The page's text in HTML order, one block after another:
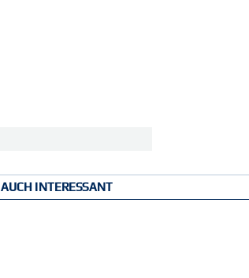
AUCH INTERESSANT